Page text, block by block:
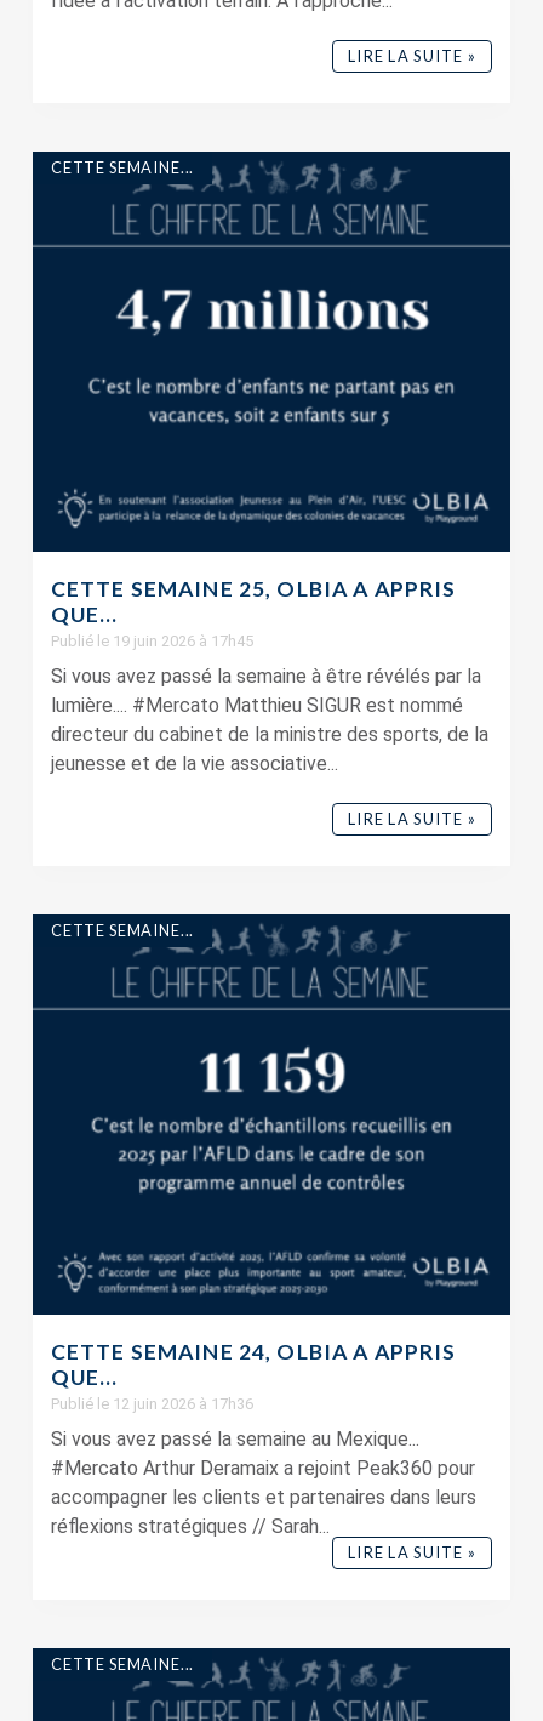
LIRE LA SUITE »
CETTE SEMAINE...
CETTE SEMAINE 25, OLBIA A APPRIS
QUE…
Publié le 19 juin 2026 à 17h45
Si vous avez passé la semaine à être révélés par la
lumière.... #Mercato Matthieu SIGUR est nommé
directeur du cabinet de la ministre des sports, de la
jeunesse et de la vie associative...
LIRE LA SUITE »
CETTE SEMAINE...
CETTE SEMAINE 24, OLBIA A APPRIS
QUE…
Publié le 12 juin 2026 à 17h36
Si vous avez passé la semaine au Mexique...
#Mercato Arthur Deramaix a rejoint Peak360 pour
accompagner les clients et partenaires dans leurs
réflexions stratégiques // Sarah...
LIRE LA SUITE »
CETTE SEMAINE...